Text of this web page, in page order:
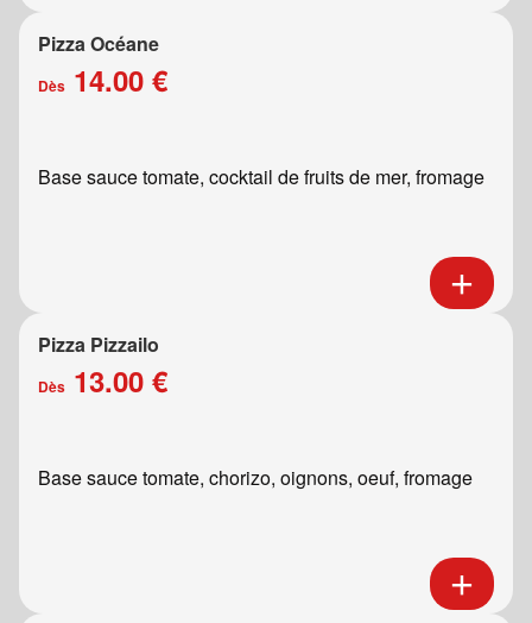
Pizza Océane
Dès 14.00 €
Base sauce tomate, cocktail de fruits de mer, fromage
Pizza Pizzailo
Dès 13.00 €
Base sauce tomate, chorizo, oignons, oeuf, fromage